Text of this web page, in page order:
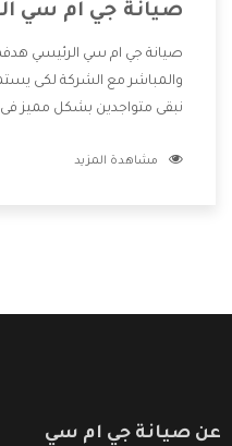
صيانة جي ام سي
صيانة جي ام سي الرئيسي
والمباشر مع الشركة لكى
نبقى متواجدين بشكل مميز
الشركة بها والتى تكون منها
مشاهدة المزيد
عن صيانة جي ام سي